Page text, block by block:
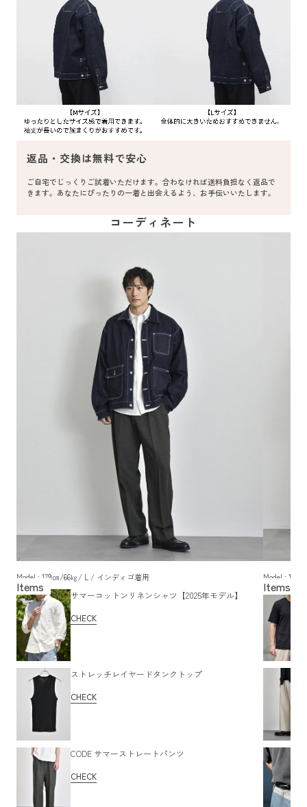
返品・交換は無料で安心
ご自宅でじっくりご試着いただけます。合わなければ送料負担なく返品で
きます。あなたにぴったりの一着と出会えるよう、お手伝いいたします。
コーディネート
Model : 179㎝/66㎏/ L / インディゴ着用
サマーコットンリネンシャツ【2025年モデル】
CHECK
ストレッチレイヤードタンクトップ
CHECK
CODE サマーストレートパンツ
CHECK
Model : 179